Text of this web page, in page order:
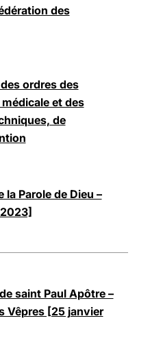
des
ordres des
et des
de
Parole de Dieu –
saint Paul Apôtre –
Vêpres [25 janvier